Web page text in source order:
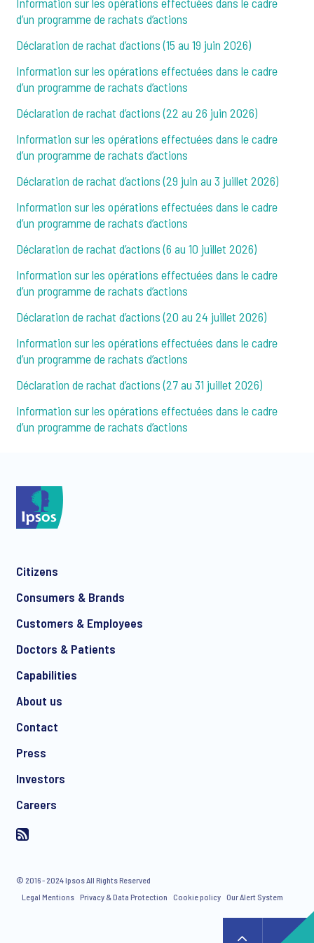
d’un programme de rachats d’actions
Déclaration de rachat d’actions (15 au 19 juin 2026)
Information sur les opérations effectuées dans le cadre
d’un programme de rachats d’actions
Déclaration de rachat d’actions (22 au 26 juin 2026)
Information sur les opérations effectuées dans le cadre
d’un programme de rachats d’actions
Déclaration de rachat d’actions (29 juin au 3 juillet 2026)
Information sur les opérations effectuées dans le cadre
d’un programme de rachats d’actions
Déclaration de rachat d’actions (6 au 10 juillet 2026)
Information sur les opérations effectuées dans le cadre
d’un programme de rachats d’actions
Déclaration de rachat d’actions (20 au 24 juillet 2026)
Information sur les opérations effectuées dans le cadre
d’un programme de rachats d’actions
Déclaration de rachat d’actions (27 au 31 juillet 2026)
Information sur les opérations effectuées dans le cadre
d’un programme de rachats d’actions
Citizens
Consumers & Brands
Customers & Employees
Doctors & Patients
Capabilities
About us
Contact
Press
Investors
Careers
© 2016 - 2024 Ipsos All Rights Reserved
Legal Mentions Privacy & Data Protection Cookie policy Our Alert System